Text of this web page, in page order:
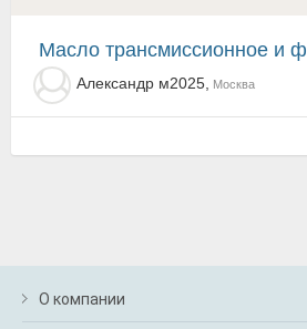
Масло трансмиссионное и
Александр м2025, Москва
О компании